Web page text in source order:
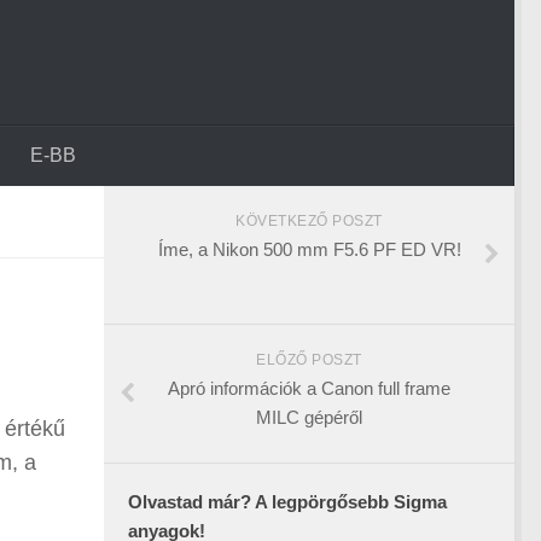
E-BB
a
KÖVETKEZŐ POSZT
Íme, a Nikon 500 mm F5.6 PF ED VR!
ELŐZŐ POSZT
Apró információk a Canon full frame
MILC gépéről
Olvastad már? A legpörgősebb Sigma
anyagok!